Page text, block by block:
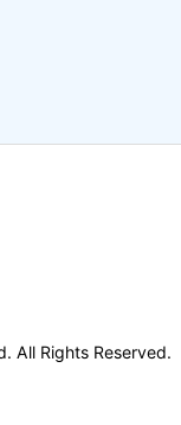
All Rights Reserved.